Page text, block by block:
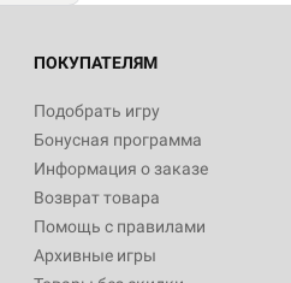
ПОКУПАТЕЛЯМ
Подобрать игру
Бонусная программа
Информация о заказе
Возврат товара
Помощь с правилами
Архивные игры